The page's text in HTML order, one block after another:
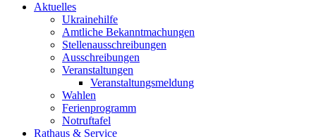
Aktuelles
Ukrainehilfe
Amtliche Bekanntmachungen
Stellenausschreibungen
Ausschreibungen
Veranstaltungen
Veranstaltungsmeldung
Wahlen
Ferienprogramm
Notruftafel
Rathaus & Service